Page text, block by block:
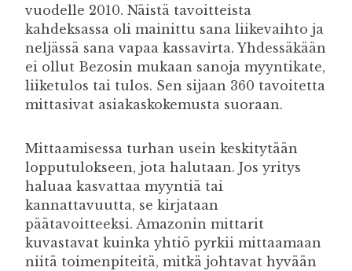
vuodelle 2010. Näistä tavoitteista
kahdeksassa oli mainittu sana liikevaihto ja
neljässä sana vapaa kassavirta. Yhdessäkään
ei ollut Bezosin mukaan sanoja myyntikate,
liiketulos tai tulos. Sen sijaan 360 tavoitetta
mittasivat asiakaskokemusta suoraan.
Mittaamisessa turhan usein keskitytään
lopputulokseen, jota halutaan. Jos yritys
haluaa kasvattaa myyntiä tai
kannattavuutta, se kirjataan
päätavoitteeksi. Amazonin mittarit
kuvastavat kuinka yhtiö pyrkii mittaamaan
niitä toimenpiteitä, mitkä johtavat hyvään